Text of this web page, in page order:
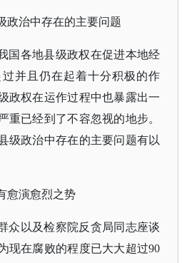
政治中存在的主要问题
国各地县级政权在促进本地经
并且仍在起着十分积极的作
政权在运作过程中也暴露出一
重已经到了不容忽视的地步。
级政治中存在的主要问题有以
愈演愈烈之势
众以及检察院反贪局同志座谈
现在腐败的程度已大大超过90